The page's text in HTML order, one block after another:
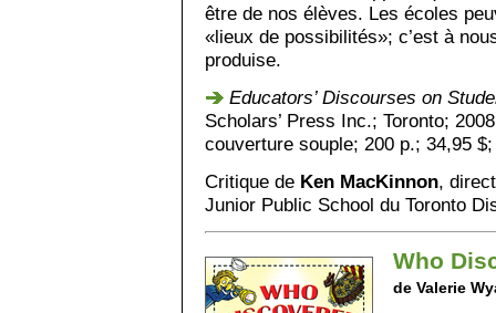
être de nos élèves. Les écoles
«lieux de possibilités»; c’est à
produise.
Educators’ Discourses on
Scholars’ Press Inc.; Toronto;
couverture souple; 200 p.; 34,95
Critique de Ken MacKinnon,
Junior Public School du Toronto
Who
de Valerie